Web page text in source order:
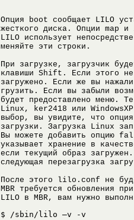
Опция boot сообщает LILO
жесткого диска. Опции map
LILO использует
меняйте эти строки.
При загрузке, загрузчик
клавиши Shift. Если этого не
загружено. Если же вы
грузить. Если вы забыли
будет предоставлено меню.
Linux, ker2418 или
выбор, вы увидите, что
загрузки. Загрузка Linux
Вы можете добавить опцию
указывает хранение в
если текущий образ
следующая перезагрузка
После этого lilo.conf не
MBR требуется обновления
LILO в MBR, вам нужно
$ /sbin/lilo –v -v